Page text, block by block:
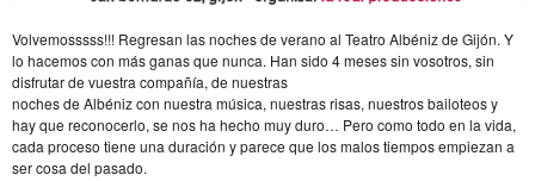
Volvemosssss!!! Regresan las noches de verano al Teatro Albéniz de Gijón. Y
lo hacemos con más ganas que nunca. Han sido 4 meses sin vosotros, sin
disfrutar de vuestra compañía, de nuestras
noches de Albéniz con nuestra música, nuestras risas, nuestros bailoteos y
hay que reconocerlo, se nos ha hecho muy duro… Pero como todo en la vida,
cada proceso tiene una duración y parece que los malos tiempos empiezan a
ser cosa del pasado.